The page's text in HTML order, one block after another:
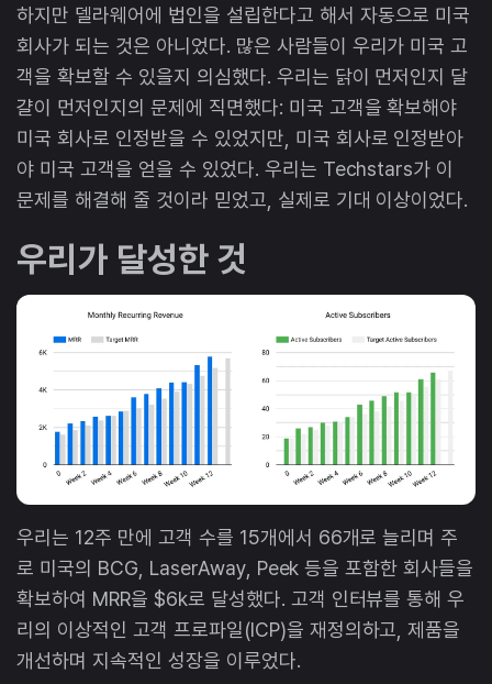
하지만 델라웨어에 법인을 설립한다고 해서 자동으로 미국
회사가 되는 것은 아니었다. 많은 사람들이 우리가 미국 고
객을 확보할 수 있을지 의심했다. 우리는 닭이 먼저인지 달
걀이 먼저인지의 문제에 직면했다: 미국 고객을 확보해야
미국 회사로 인정받을 수 있었지만, 미국 회사로 인정받아
야 미국 고객을 얻을 수 있었다. 우리는 Techstars가 이
문제를 해결해 줄 것이라 믿었고, 실제로 기대 이상이었다.
우리가 달성한 것
우리는 12주 만에 고객 수를 15개에서 66개로 늘리며 주
로 미국의 BCG, LaserAway, Peek 등을 포함한 회사들을
확보하여 MRR을 $6k로 달성했다. 고객 인터뷰를 통해 우
리의 이상적인 고객 프로파일(ICP)을 재정의하고, 제품을
개선하며 지속적인 성장을 이루었다.